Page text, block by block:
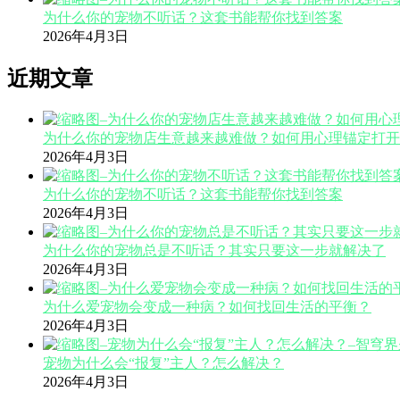
为什么你的宠物不听话？这套书能帮你找到答案
2026年4月3日
近期文章
为什么你的宠物店生意越来越难做？如何用心理锚定打
2026年4月3日
为什么你的宠物不听话？这套书能帮你找到答案
2026年4月3日
为什么你的宠物总是不听话？其实只要这一步就解决了
2026年4月3日
为什么爱宠物会变成一种病？如何找回生活的平衡？
2026年4月3日
宠物为什么会“报复”主人？怎么解决？
2026年4月3日